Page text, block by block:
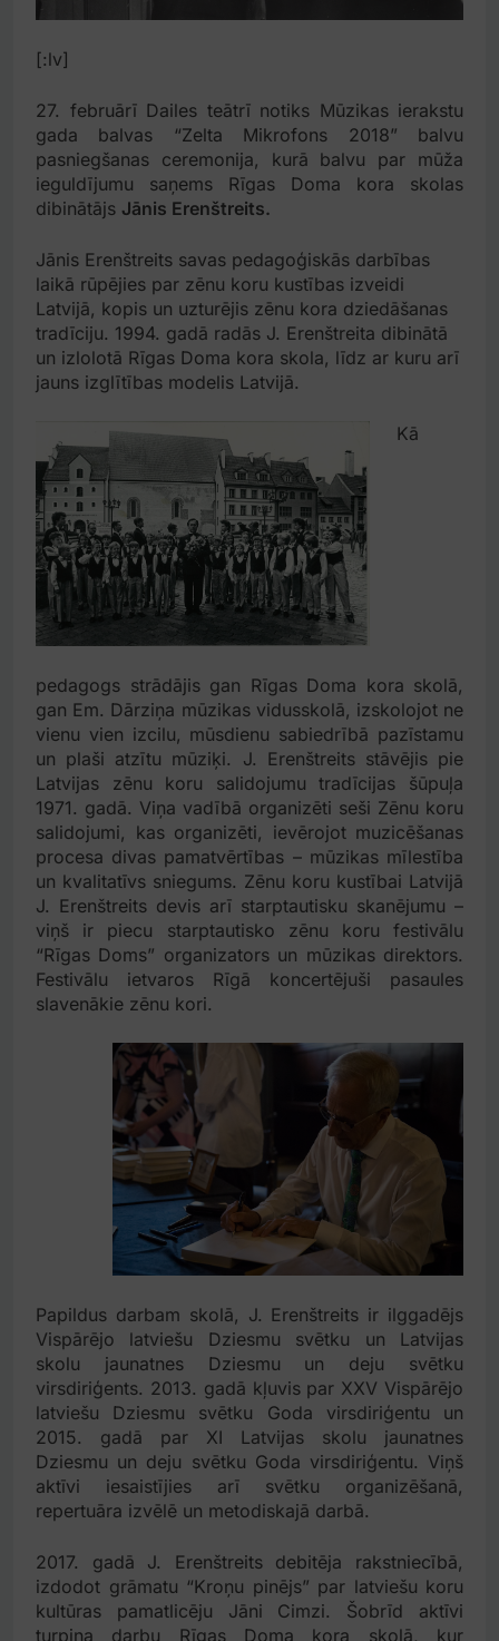
[:lv]
27. februārī Dailes teātrī notiks Mūzikas ierakstu
gada balvas “Zelta Mikrofons 2018” balvu
pasniegšanas ceremonija, kurā balvu par mūža
ieguldījumu saņems Rīgas Doma kora skolas
dibinātājs Jānis Erenštreits.
Jānis Erenštreits savas pedagoģiskās darbības
laikā rūpējies par zēnu koru kustības izveidi
Latvijā, kopis un uzturējis zēnu kora dziedāšanas
tradīciju. 1994. gadā radās J. Erenštreita dibinātā
un izlolotā Rīgas Doma kora skola, līdz ar kuru arī
jauns izglītības modelis Latvijā.
Kā
pedagogs strādājis gan Rīgas Doma kora skolā,
gan Em. Dārziņa mūzikas vidusskolā, izskolojot ne
vienu vien izcilu, mūsdienu sabiedrībā pazīstamu
un plaši atzītu mūziķi. J. Erenštreits stāvējis pie
Latvijas zēnu koru salidojumu tradīcijas šūpuļa
1971. gadā. Viņa vadībā organizēti seši Zēnu koru
salidojumi, kas organizēti, ievērojot muzicēšanas
procesa divas pamatvērtības – mūzikas mīlestība
un kvalitatīvs sniegums. Zēnu koru kustībai Latvijā
J. Erenštreits devis arī starptautisku skanējumu –
viņš ir piecu starptautisko zēnu koru festivālu
“Rīgas Doms” organizators un mūzikas direktors.
Festivālu ietvaros Rīgā koncertējuši pasaules
slavenākie zēnu kori.
Papildus darbam skolā, J. Erenštreits ir ilggadējs
Vispārējo latviešu Dziesmu svētku un Latvijas
skolu jaunatnes Dziesmu un deju svētku
virsdiriģents. 2013. gadā kļuvis par XXV Vispārējo
latviešu Dziesmu svētku Goda virsdiriģentu un
2015. gadā par XI Latvijas skolu jaunatnes
Dziesmu un deju svētku Goda virsdiriģentu. Viņš
aktīvi iesaistījies arī svētku organizēšanā,
repertuāra izvēlē un metodiskajā darbā.
2017. gadā J. Erenštreits debitēja rakstniecībā,
izdodot grāmatu “Kroņu pinējs” par latviešu koru
kultūras pamatlicēju Jāni Cimzi. Šobrīd aktīvi
turpina darbu Rīgas Doma kora skolā, kur